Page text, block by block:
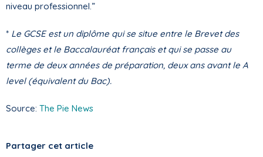
niveau professionnel.”
* Le GCSE est un diplôme qui se situe entre le Brevet des
collèges et le Baccalauréat français et qui se passe au
terme de deux années de préparation, deux ans avant le A
level (équivalent du Bac).
Source: The Pie News
Partager cet article